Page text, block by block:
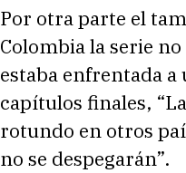
r
d
e
a
u
d
Por otra parte el
Colombia la serie
estaba enfrentada a
capítulos finales,
rotundo en otros
no se despegarán”.